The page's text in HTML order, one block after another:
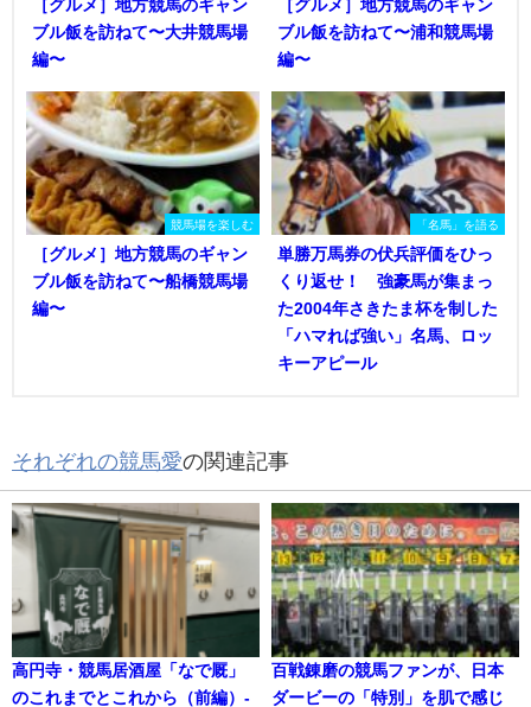
［グルメ］地方競馬のギャン
ブル飯を訪ねて〜大井競馬場
編〜
［グルメ］地方競馬のギャン
ブル飯を訪ねて〜浦和競馬場
編〜
競馬場を楽しむ
［グルメ］地方競馬のギャン
ブル飯を訪ねて〜船橋競馬場
編〜
「名馬」を語る
単勝万馬券の伏兵評価をひっ
くり返せ！ 強豪馬が集まっ
た2004年さきたま杯を制した
「ハマれば強い」名馬、ロッ
キーアピール
それぞれの競馬愛の関連記事
高円寺・競馬居酒屋「なで厩」
のこれまでとこれから（前編）-
百戦錬磨の競馬ファンが、日本
ダービーの「特別」を肌で感じ